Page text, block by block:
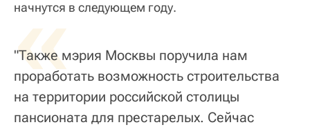
начнутся в следующем году.
«
"Также мэрия Москвы поручила нам
проработать возможность строительства
на территории российской столицы
пансионата для престарелых. Сейчас